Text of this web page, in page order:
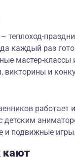
каждый раз
мастер-
викторины и
работает
детским
и подвижные
кают